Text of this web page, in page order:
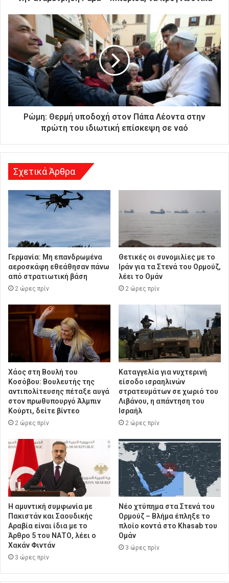
α
ς
δ
ν
Ρώμη: Θερμή υποδοχή στον Πάπα Λέοντα στην
πρώτη του ιδιωτική επίσκεψη σε ναό
Σχετικά Άρθρα
Γερμανία: Μη επανδρωμένα
αεροσκάφη εθεάθησαν πάνω
από στρατιωτική βάση
2 ώρες πρίν
Θετικές οι συνομιλίες με το
Ιράν για τα Στενά του Ορμούζ,
λέει το Ομάν
2 ώρες πρίν
Χάος στη Βουλή του
Κοσόβου: Βουλευτής της
αντιπολίτευσης πέταξε αυγά
στον πρωθυπουργό Άλμπιν
Κούρτι, δείτε βίντεο
2 ώρες πρίν
Καταγγελία για νυχτερινή
είσοδο ισραηλινών
στρατευμάτων σε χωριό του
Λιβάνου, η απάντηση του
Ισραήλ
2 ώρες πρίν
Η αμυντική συμφωνία με
Πακιστάν και Σαουδικής
Αραβία είναι ίδια με το
Άρθρο 5 του ΝΑΤΟ, λέει ο
Χακάν Φιντάν
3 ώρες πρίν
Νέο χτύπημα στα Στενά του
Ορμούζ – Βλήμα έπληξε το
πλοίο κοντά στο Khasab του
Ομάν
3 ώρες πρίν